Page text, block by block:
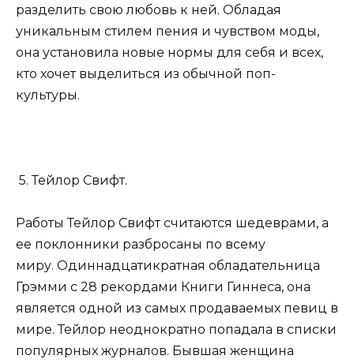
разделить свою любовь к ней. Обладая
уникальным стилем пения и чувством моды,
она установила новые нормы для себя и всех,
кто хочет выделиться из обычной поп-
культуры.
5. Тейлор Свифт.
Работы Тейлор Свифт считаются шедеврами, а
ее поклонники разбросаны по всему
миру. Одиннадцатикратная обладательница
Грэмми с 28 рекордами Книги Гиннеса, она
является одной из самых продаваемых певиц в
мире. Тейлор неоднократно попадала в списки
популярных журналов. Бывшая женщина